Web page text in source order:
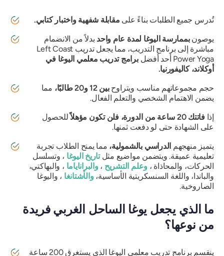
تُدرس جميع الطلبات بناءً على مقابلة شفهية واختبار كتابي.
يوصونبممارسة اليوغا لمدة عام واحدبدلاً من الانضمام
مباشرة إلى برنامج التدريب، مما يجعل تدريب Left Coast
Power Yoga أحد أفضل
برامج تدريب معلمي اليوغا في
أوكلاند، كاليفورنيا.
حجم مجموعاتهم مناسب ويتراوحبين 12 و20 طالبًا،
مما
يضمن الاهتمام الشخصي والتعلم الفعال.
إذافاتتك 20 ساعة من الدورة، فلن تكون مؤهلاً
للحصول
على الشهادة حتى لو دفعت ثمنها.
يتميز منهجهمالدراسي بالشمولية،مما يمنح الطلاب تجربة
تعليمية عميقة. ويتضمن مواضيع مثل تاريخ اليوغا، وتسلسل
الحركات، والمحاذاة ، وعلم التشريح، والبراناياما، والبهاكتي،
والباندا، واللغة السنسكريتية الأساسية،والأشتانغا، واليوغا
الصاروخية.
ما الذي يجعل يوغا الساحل الغربي فريدة
من نوعها؟
ينقسم برنامج تدريب معلمي اليوغا الذي يستغرق 200 ساعة